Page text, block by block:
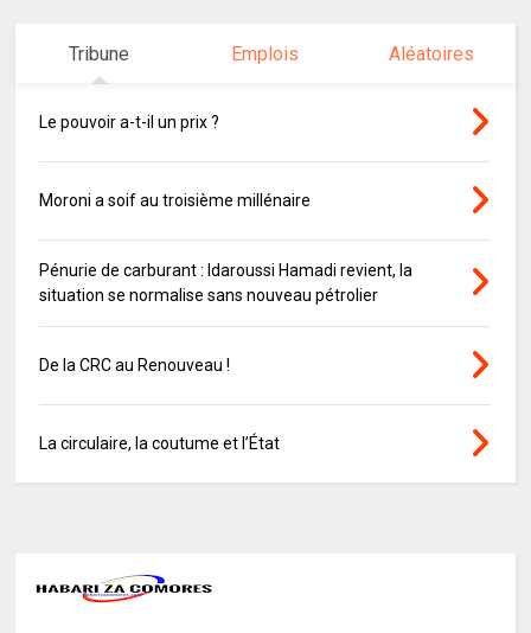
Tribune Emplois Aléatoires
Le pouvoir a-t-il un prix ?
Moroni a soif au troisième millénaire
Pénurie de carburant : Idaroussi Hamadi revient, la
situation se normalise sans nouveau pétrolier
De la CRC au Renouveau !
La circulaire, la coutume et l’État